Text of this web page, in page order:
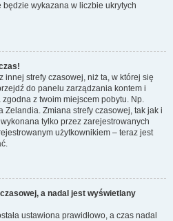
wykazana w liczbie ukrytych
innej strefy czasowej, niż ta, w której się
do panelu zarządzania kontem i
zgodna z twoim miejscem pobytu. Np.
Zelandia. Zmiana strefy czasowej, tak jak i
tylko przez zarejestrowanych
użytkownikiem – teraz jest
a nadal jest wyświetlany
ustawiona prawidłowo, a czas nadal